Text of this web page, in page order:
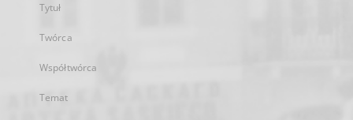
Tytuł
Twórca
Współtwórca
Temat